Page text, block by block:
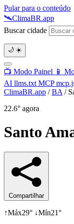
Pular para o conteúdo
🛰️ClimaBR.app
Buscar cidade
🌙 ☀️
📺 Modo Painel 📱
AI llms.txt MCP
ClimaBR.app / BA /
22.6° agora
Santo
Compartilhar
↑Máx29° ↓Mín21°